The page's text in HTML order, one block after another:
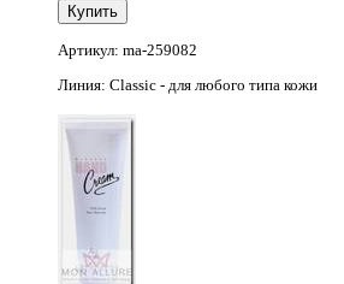
Артикул: ma-259082
Линия: Classic - для любого типа кожи